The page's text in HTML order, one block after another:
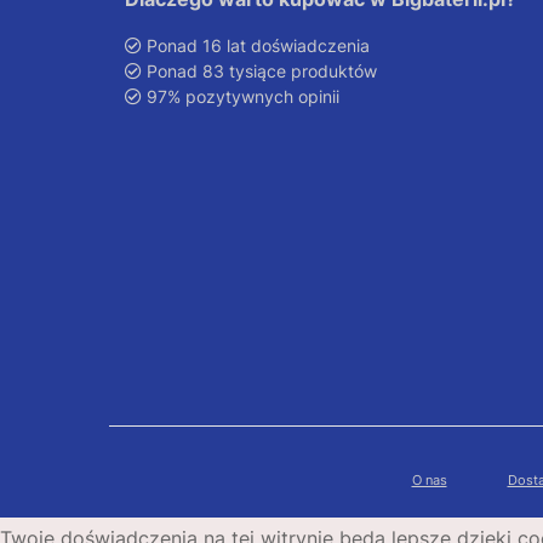
Ponad 16 lat doświadczenia
Ponad 83 tysiące produktów
97% pozytywnych opinii
O nas
Twoje doświadczenia na tej witrynie będą lepsze dzięki